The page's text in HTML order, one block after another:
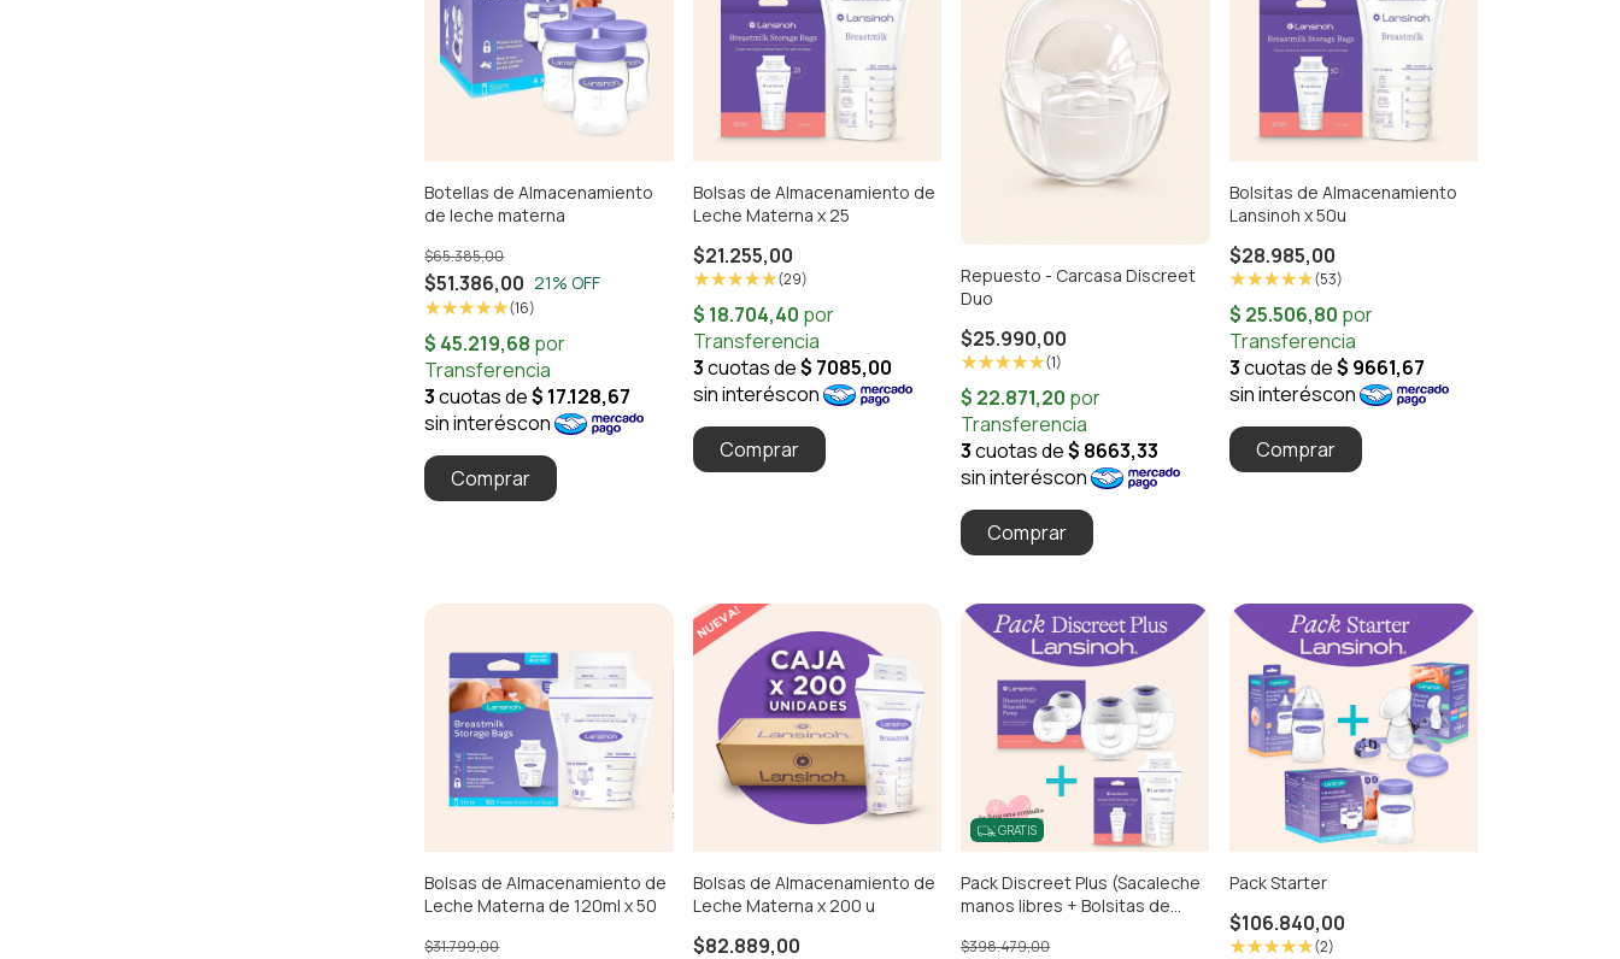
Botellas de Almacenamiento
de leche materna
$51.386,00
$65.385,00
21% OFF
(16)
Bolsas de Almacenamiento de
Leche Materna x 25
$21.255,00
(29)
Repuesto - Carcasa Discreet
Duo
$25.990,00
(1)
Bolsitas de Almacenamiento
Lansinoh x 50u
$28.985,00
(53)
Bolsas de Almacenamiento de
Leche Materna de 120ml x 50
$31.799,00
Bolsas de Almacenamiento de
Leche Materna x 200 u
$82.889,00
GRATIS
Pack Discreet Plus (Sacaleche
manos libres + Bolsitas de
$398.479,00
Pack Starter
$106.840,00
(2)